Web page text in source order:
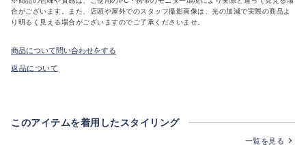
合がございます。また、店頭や屋外でのスタッフ撮影画像は、光の加減で実際の商品よ
り明るく見える場合がございますのでご了承くださいませ。
商品について問い合わせをする
返品について
このアイテムを着用したスタイリング
一覧を見る